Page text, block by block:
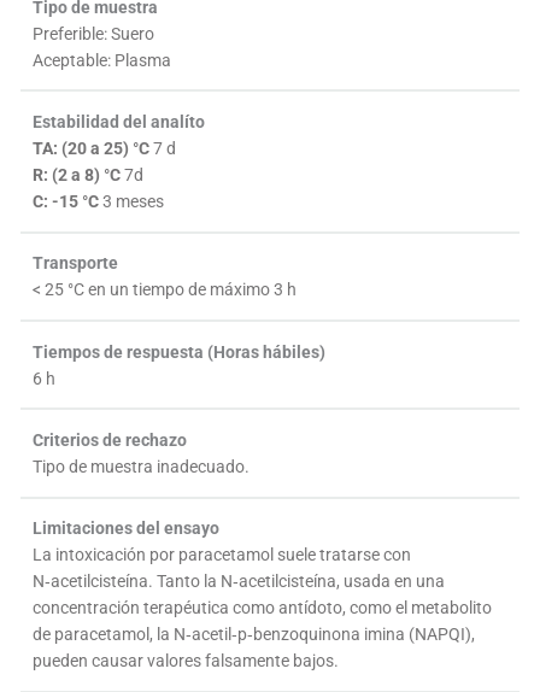
Tipo de muestra
Preferible: Suero
Aceptable: Plasma
Estabilidad del analíto
TA: (20 a 25) °C7 d
R: (2 a 8) °C7d
C: -15 °C3 meses
Transporte
< 25 °C en un tiempo de máximo 3 h
Tiempos de respuesta (Horas hábiles)
6 h
Criterios de rechazo
Tipo de muestra inadecuado.
Limitaciones del ensayo
La intoxicación por paracetamol suele tratarse con
N‑acetilcisteína. Tanto la N‑acetilcisteína, usada en una
concentración terapéutica como antídoto, como el metabolito
de paracetamol, la N‑acetil‑p‑benzoquinona imina (NAPQI),
pueden causar valores falsamente bajos.